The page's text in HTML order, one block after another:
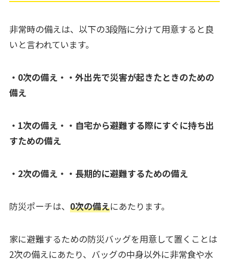
非常時の備えは、以下の3段階に分けて用意すると良
いと言われています。
・0次の備え・・外出先で災害が起きたときのための
備え
・1次の備え・・自宅から避難する際にすぐに持ち出
すための備え
・2次の備え・・長期的に避難するための備え
防災ポーチは、 0次の備えにあたります。
家に避難するための防災バッグを用意して置くことは
2次の備えにあたり、バッグの中身以外に非常食や水